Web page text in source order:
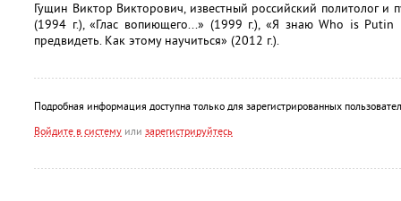
Гущин Виктор Викторович, известный российский политолог и
(1994 г.), «Глас вопиющего...» (1999 г.), «Я знаю Who is Putin
предвидеть. Как этому научиться» (2012 г.).
Подробная информация доступна только для зарегистрированных
Войдите в систему или зарегистрируйтесь